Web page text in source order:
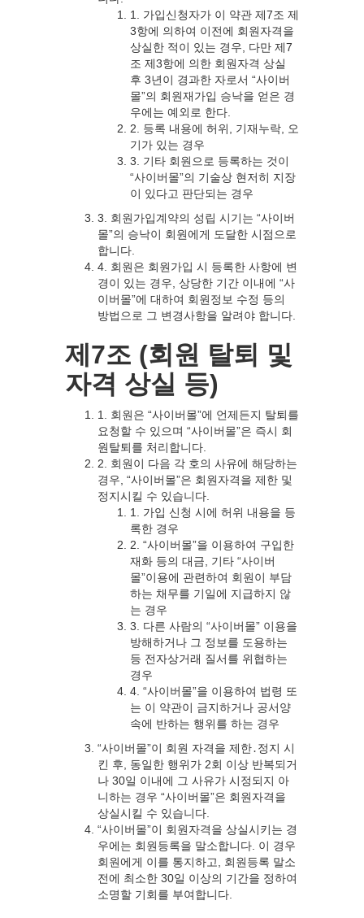
1. 가입신청자가 이 약관 제7조 제
3항에 의하여 이전에 회원자격을
상실한 적이 있는 경우, 다만 제7
조 제3항에 의한 회원자격 상실
후 3년이 경과한 자로서 “사이버
몰”의 회원재가입 승낙을 얻은 경
우에는 예외로 한다.
2. 등록 내용에 허위, 기재누락, 오
기가 있는 경우
3. 기타 회원으로 등록하는 것이
“사이버몰”의 기술상 현저히 지장
이 있다고 판단되는 경우
3. 회원가입계약의 성립 시기는 “사이버
몰”의 승낙이 회원에게 도달한 시점으로
합니다.
4. 회원은 회원가입 시 등록한 사항에 변
경이 있는 경우, 상당한 기간 이내에 “사
이버몰”에 대하여 회원정보 수정 등의
방법으로 그 변경사항을 알려야 합니다.
제7조 (회원 탈퇴 및
자격 상실 등)
1. 회원은 “사이버몰”에 언제든지 탈퇴를
요청할 수 있으며 “사이버몰”은 즉시 회
원탈퇴를 처리합니다.
2. 회원이 다음 각 호의 사유에 해당하는
경우, “사이버몰”은 회원자격을 제한 및
정지시킬 수 있습니다.
1. 가입 신청 시에 허위 내용을 등
록한 경우
2. “사이버몰”을 이용하여 구입한
재화 등의 대금, 기타 “사이버
몰”이용에 관련하여 회원이 부담
하는 채무를 기일에 지급하지 않
는 경우
3. 다른 사람의 “사이버몰” 이용을
방해하거나 그 정보를 도용하는
등 전자상거래 질서를 위협하는
경우
4. “사이버몰”을 이용하여 법령 또
는 이 약관이 금지하거나 공서양
속에 반하는 행위를 하는 경우
“사이버몰”이 회원 자격을 제한․정지 시
킨 후, 동일한 행위가 2회 이상 반복되거
나 30일 이내에 그 사유가 시정되지 아
니하는 경우 “사이버몰”은 회원자격을
상실시킬 수 있습니다.
“사이버몰”이 회원자격을 상실시키는 경
우에는 회원등록을 말소합니다. 이 경우
회원에게 이를 통지하고, 회원등록 말소
전에 최소한 30일 이상의 기간을 정하여
소명할 기회를 부여합니다.